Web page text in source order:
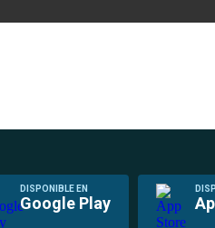
DISPONIBLE EN
Google Play